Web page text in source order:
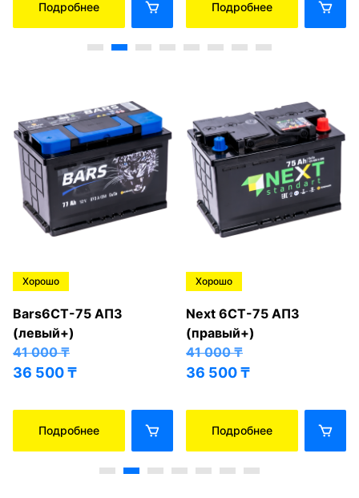
Подробнее Подробнее
Хорошо
Bars6СТ-75 АПЗ
(левый+)
41 000₸
36 500₸
Подробнее
Хорошо
Next 6СТ-75 АПЗ
(правый+)
41 000₸
36 500₸
Подробнее